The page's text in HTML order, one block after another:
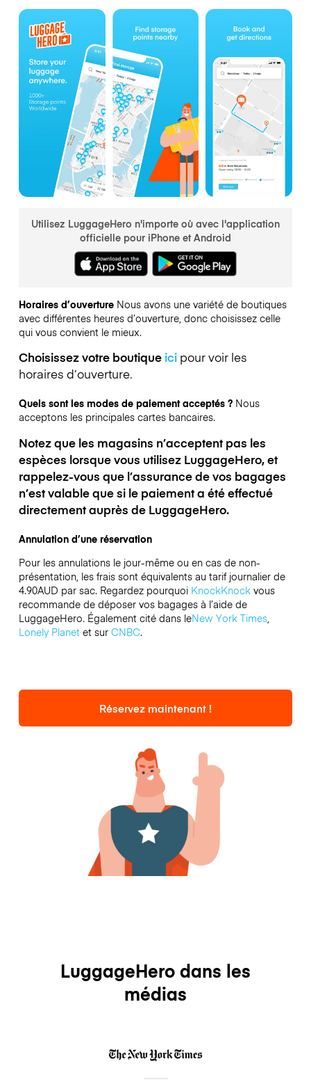
Utilisez LuggageHero n'importe où avec l'application
officielle pour iPhone et Android
Horaires d’ouverture Nous avons une variété de boutiques
avec différentes heures d’ouverture, donc choisissez celle
qui vous convient le mieux.
Choisissez votre boutique icipour voir les
horaires d’ouverture.
Quels sont les modes de paiement acceptés ? Nous
acceptons les principales cartes bancaires.
Notez que les magasins n’acceptent pas les
espèces lorsque vous utilisez LuggageHero, et
rappelez-vous que l’assurance de vos bagages
n’est valable que si le paiement a été effectué
directement auprès de LuggageHero.
Annulation d’une réservation
Pour les annulations le jour-même ou en cas de non-
présentation, les frais sont équivalents au tarif journalier de
4.90AUD par sac. Regardez pourquoi KnockKnockvous
recommande de déposer vos bagages à l’aide de
LuggageHero. Également cité dans leNew York Times,
Lonely Planetet sur CNBC.
Réservez maintenant !
LuggageHero dans les
médias